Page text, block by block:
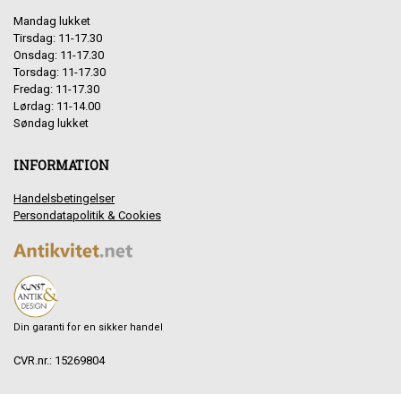
Mandag lukket
Tirsdag: 11-17.30
Onsdag: 11-17.30
Torsdag: 11-17.30
Fredag: 11-17.30
Lørdag: 11-14.00
Søndag lukket
INFORMATION
Handelsbetingelser
Persondatapolitik & Cookies
Din garanti for en sikker handel
CVR.nr.: 15269804